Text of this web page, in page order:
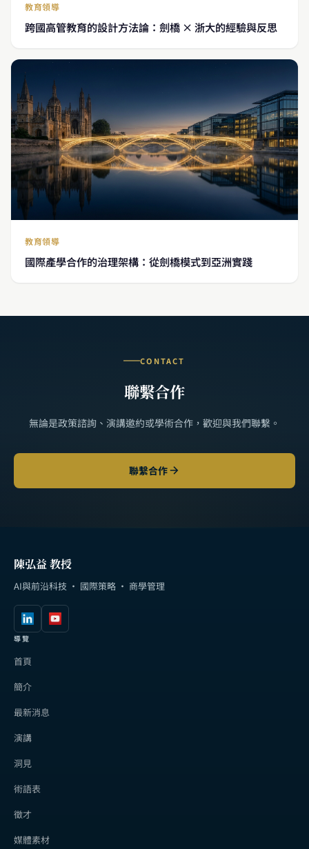
教育領導
跨國高管教育的設計方法論：劍橋 × 浙大的經驗與反思
教育領導
國際產學合作的治理架構：從劍橋模式到亞洲實踐
CONTACT
聯繫合作
無論是政策諮詢、演講邀約或學術合作，歡迎與我們聯繫。
聯繫合作
陳弘益 教授
AI與前沿科技 · 國際策略 · 商學管理
導覽
首頁
簡介
最新消息
演講
洞見
術語表
徵才
媒體素材